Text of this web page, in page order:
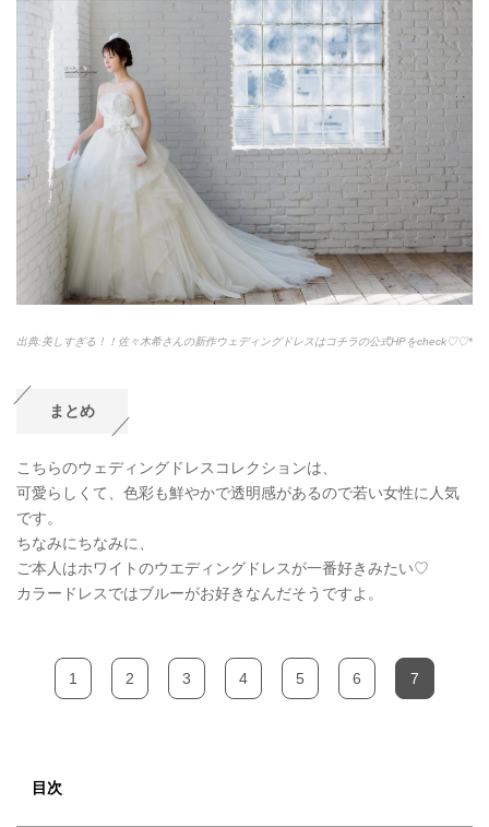
出典:美しすぎる！！佐々木希さんの新作ウェディングドレスはコチラの公式HPをcheck♡♡*
まとめ
こちらのウェディングドレスコレクションは、
可愛らしくて、色彩も鮮やかで透明感があるので若い女性に人気
です。
ちなみにちなみに、
ご本人はホワイトのウエディングドレスが一番好きみたい♡
カラードレスではブルーがお好きなんだそうですよ。
1 2 3 4 5 6 7
目次